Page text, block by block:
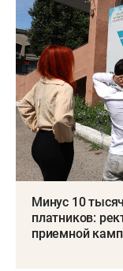
Минус 10
платников:
приемной